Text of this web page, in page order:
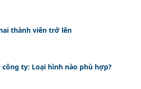
thành viên trở lên
ty: Loại hình nào phù hợp?